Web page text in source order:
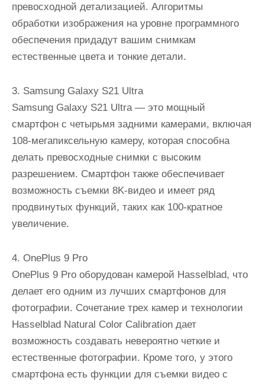
превосходной детализацией. Алгоритмы
обработки изображения на уровне программного
обеспечения придадут вашим снимкам
естественные цвета и тонкие детали.
3. Samsung Galaxy S21 Ultra
Samsung Galaxy S21 Ultra — это мощный
смартфон с четырьмя задними камерами, включая
108-мегапиксельную камеру, которая способна
делать превосходные снимки с высоким
разрешением. Смартфон также обеспечивает
возможность съемки 8K-видео и имеет ряд
продвинутых функций, таких как 100-кратное
увеличение.
4. OnePlus 9 Pro
OnePlus 9 Pro оборудован камерой Hasselblad, что
делает его одним из лучших смартфонов для
фотографии. Сочетание трех камер и технологии
Hasselblad Natural Color Calibration дает
возможность создавать невероятно четкие и
естественные фотографии. Кроме того, у этого
смартфона есть функции для съемки видео с